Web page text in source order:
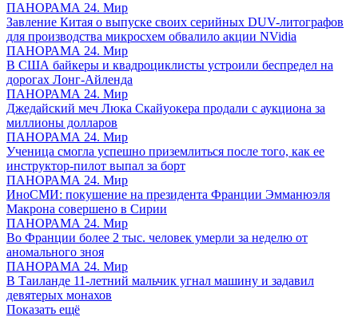
ПАНОРАМА 24. Мир
Завление Китая о выпуске своих серийных DUV-литографов
для производства микросхем обвалило акции NVidia
ПАНОРАМА 24. Мир
В США байкеры и квадроциклисты устроили беспредел на
дорогах Лонг-Айленда
ПАНОРАМА 24. Мир
Джедайский меч Люка Скайуокера продали с аукциона за
миллионы долларов
ПАНОРАМА 24. Мир
Ученица смогла успешно приземлиться после того, как ее
инструктор-пилот выпал за борт
ПАНОРАМА 24. Мир
ИноСМИ: покушение на президента Франции Эмманюэля
Макрона совершено в Сирии
ПАНОРАМА 24. Мир
Во Франции более 2 тыс. человек умерли за неделю от
аномального зноя
ПАНОРАМА 24. Мир
В Таиланде 11-летний мальчик угнал машину и задавил
девятерых монахов
Показать ещё